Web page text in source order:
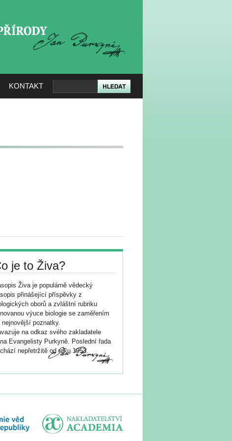
KONTAKT
je to Živa?
Živa je populárně vědecký
přinášející příspěvky z
oborů a zvláštní rubriku
výuce biologie se zaměřením
nejnovější poznatky.
na odkaz svého zakladatele
Evangelisty Purkyně. Poslední řada
nepřetržitě od roku 1953.